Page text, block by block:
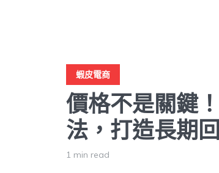
蝦皮電商
價格不是關鍵
法，打造長期
1 min read